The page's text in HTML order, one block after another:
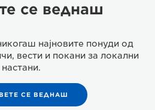
се веднаш
најновите понуди од
вести и покани за локални
настани.
СЕ ВЕДНАШ